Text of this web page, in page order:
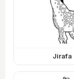
Jirafa